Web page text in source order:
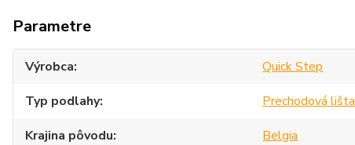
Parametre
Výrobca
Quick Step
Typ podlahy
Prechodová lišta
Krajina pôvodu
Belgia